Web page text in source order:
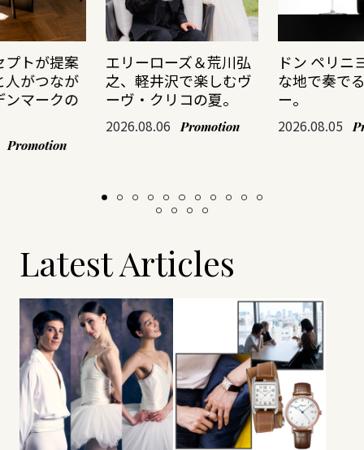
プトが提案
人がつなが
ンマークの
Promotion
エリーローズ＆荒川弘
之、軽井沢で楽しむヴ
ーヴ・クリコの夏。
2026.08.06 Promotion
ドン ペリニ
な地で奏で
ー。
2026.08.05
Latest Articles